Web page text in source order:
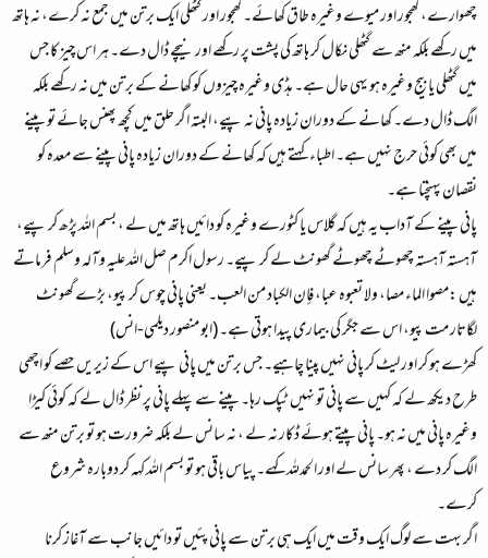
چھوارے، کھجور اور میوے وغیرہ طاق کھائے۔ کھجور اور گٹھلی ایک برتن میں جمع نہ کرے، نہ ہاتھ
میں رکھے بلکہ منھ سے گٹھلی نکال کر ہاتھ کی پشت پر رکھے اور نیچے ڈال دے۔ ہر اس چیز کا جس
میں گٹھلی یا بیج وغیرہ ہو یہی حال ہے۔ ہڈی وغیرہ چیزوں کو کھانے کے برتن میں نہ رکھے بلکہ
الگ ڈال دے۔ کھانے کے دوران زیادہ پانی نہ پیے، البتہ اگر حلق میں کچھ پھنس جائے تو پینے
میں بھی کوئی حرج نہیں ہے۔ اطباء کہتے ہیں کہ کھانے کے دوران زیادہ پانی پینے سے معدہ کو
نقصان پہنچتا ہے۔
پانی پینے کے آداب یہ ہیں کہ گلاس یا کٹورے وغیرہ کو دائیں ہاتھ میں لے ، بسم اللہ پڑھ کر پیے،
آہستہ آہستہ چھوٹے چھوٹے گھونٹ لے کر پیے۔ رسول اکرم صل اللہ علیہ وآلہ وسلم فرماتے
ہیں :مصوا الماء مصا، ولا تعبوه عبا، فإن الكباد من العب۔ یعنی پانی چوس کر پیو، بڑے گھونٹ
لگاتار مت پیو، اس سے جگر کی بیماری پیدا ہوتی ہے۔(ابو منصور دیلمی-انس)
کھڑے ہو کر اور لیٹ کر پانی نہیں پینا چاہیے۔ جس برتن میں پانی پیے اس کے زیریں حصے کو اچھی
طرح دیکھ لے کہ کہیں سے پانی تو نہیں ٹپک رہا۔ پینے سے پہلے پانی پر نظر ڈال لے کہ کوئی کیڑا
وغیرہ پانی میں نہ ہو۔ پانی پیتے ہوئے ڈکار نہ لے ، نہ سانس لے بلکہ ضرورت ہو تو برتن منھ سے
الگ کر دے ، پھر سانس لے اور الحمدللہ کہے۔ پیاس باقی ہو تو بسم اللہ کہہ کر دوبارہ شروع
کرے۔
اگر بہت سے لوگ ایک وقت میں ایک ہی برتن سے پانی پئیں تو دائیں جانب سے آغاز کرنا